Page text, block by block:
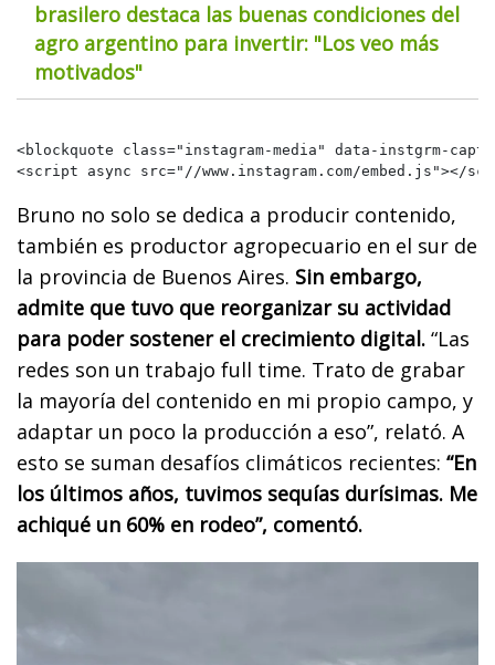
brasilero destaca las buenas condiciones del
agro argentino para invertir: "Los veo más
motivados"
<blockquote class="instagram-media" data-instgrm-
<script async src="//www.instagram.com/embed.js"></
Bruno no solo se dedica a producir contenido,
también es productor agropecuario en el sur de
la provincia de Buenos Aires. Sin embargo,
admite que tuvo que reorganizar su actividad
para poder sostener el crecimiento digital. “Las
redes son un trabajo full time. Trato de grabar
la mayoría del contenido en mi propio campo, y
adaptar un poco la producción a eso”, relató. A
esto se suman desafíos climáticos recientes: “En
los últimos años, tuvimos sequías durísimas. Me
achiqué un 60% en rodeo”, comentó.